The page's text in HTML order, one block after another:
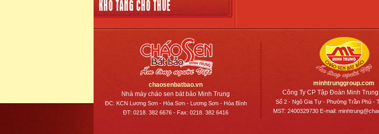
KHO TÀNG CHO THUÊ
chaosenbatbao.vn
Nhà máy cháo sen bát bảo Minh Trung
ĐC: KCN Lương Sơn - Hòa Sơn - Lương Sơn - Hòa Bình
ĐT: 0218. 382 6676 - Fax: 0218. 382 6416
minhtrunggroup.com
Công Ty CP Tập Đoàn Minh
Số 2 - Ngô Gia Tự - Phường Trần Phú -
MST: 2400329730 E-mail: